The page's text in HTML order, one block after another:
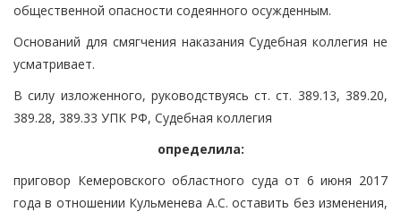
общественной опасности содеянного осужденным.
Оснований для смягчения наказания Судебная коллегия не
усматривает.
В силу изложенного, руководствуясь ст. ст. 389.13, 389.20,
389.28, 389.33 УПК РФ, Судебная коллегия
определила:
приговор Кемеровского областного суда от 6 июня 2017
года в отношении Кульменева А.С. оставить без изменения,